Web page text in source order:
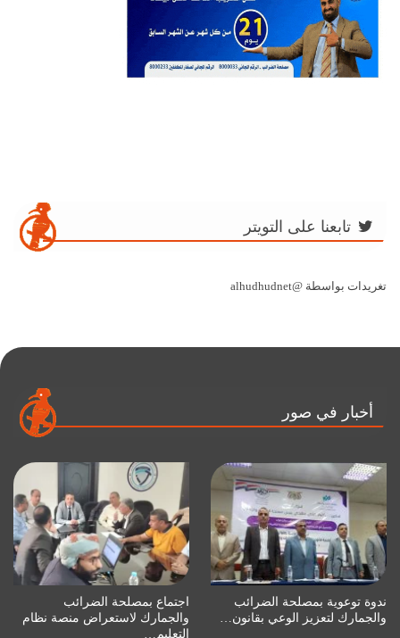
تابعنا على التويتر
تغريدات بواسطة @alhudhudnet
أخبار في صور
ندوة توعوية بمصلحة الضرائب
والجمارك لتعزيز الوعي بقانون…
اجتماع بمصلحة الضرائب
والجمارك لاستعراض منصة نظام
التعليم…